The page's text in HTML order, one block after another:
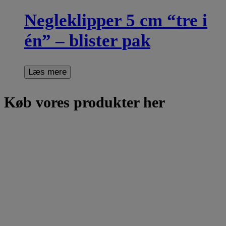
Negleklipper 5 cm “tre i
én” – blister pak
Læs mere
Køb vores produkter her